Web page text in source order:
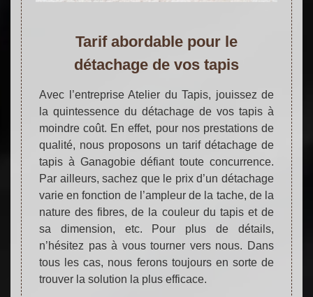
Tarif abordable pour le
détachage de vos tapis
Avec l’entreprise Atelier du Tapis, jouissez de
la quintessence du détachage de vos tapis à
moindre coût. En effet, pour nos prestations de
qualité, nous proposons un tarif détachage de
tapis à Ganagobie défiant toute concurrence.
Par ailleurs, sachez que le prix d’un détachage
varie en fonction de l’ampleur de la tache, de la
nature des fibres, de la couleur du tapis et de
sa dimension, etc. Pour plus de détails,
n’hésitez pas à vous tourner vers nous. Dans
tous les cas, nous ferons toujours en sorte de
trouver la solution la plus efficace.